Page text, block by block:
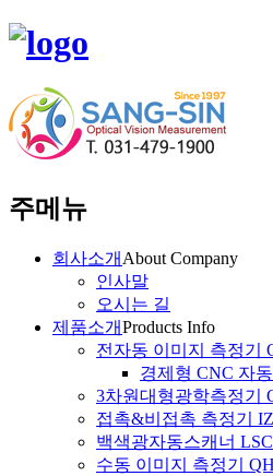
주메뉴
회사소개 About Company
인사말
오시는 길
제품소개Products Info
전자동 이미지 측정기
경제형 CNC 자
3차원대형광학측정기
접촉&비접촉 측정기 IZ
백색광자동스캐너 LSC
수동 이미지 측정기 QH